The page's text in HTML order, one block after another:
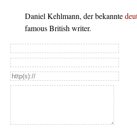
Daniel Kehlmann, der bekannte
famous British writer.